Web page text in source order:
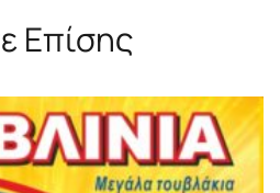
Επίσης